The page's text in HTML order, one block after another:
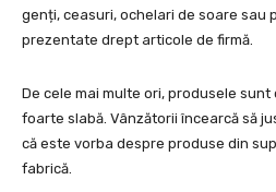
genți, ceasuri, ochelari de soare sau
prezentate drept articole de firmă.
De cele mai multe ori, produsele
foarte slabă. Vânzătorii încearcă să
că este vorba despre produse din
fabrică.